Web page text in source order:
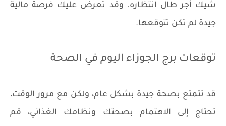
شيك أجر طال انتظاره. وقد تُعرض عليك فرصة مالية
جيدة لم تكن تتوقعها.
توقعات برج الجوزاء اليوم في الصحة
قد تتمتع بصحة جيدة بشكل عام، ولكن مع مرور الوقت،
تحتاج إلى الاهتمام بصحتك ونظامك الغذائي، قم